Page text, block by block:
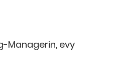
Mana­ge­rin, evy